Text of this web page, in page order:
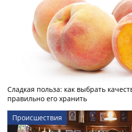
Сладкая польза: как выбрать
правильно его хранить
Происшествия